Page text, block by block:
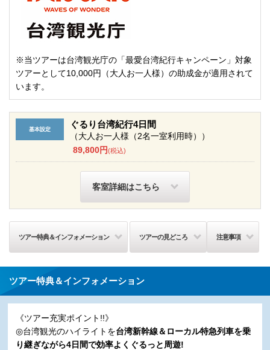
※当ツアーは台湾観光庁の「最愛台湾紀行キャンペーン」対象
ツアーとして10,000円（大人お一人様）の助成金が適用されて
います。
ぐるり台湾紀行4日間
（大人お一人様（2名一室利用時））
89,800円(税込)
客室詳細はこちら
ツアー特典＆インフォメーション ツアーの見どころ 注意事項
ツアー特典＆インフォメーション
《ツアー充実ポイント!!》
◎台湾観光のハイライトを台湾新幹線＆ローカル特急列車を乗
り継ぎながら4日間で効率よくぐるっと周遊!